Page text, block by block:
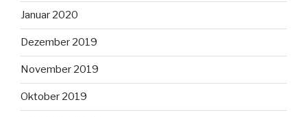
Januar 2020
Dezember 2019
November 2019
Oktober 2019